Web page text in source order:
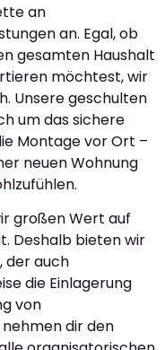
an
an. Egal, ob
gesamten Haushalt
möchtest, wir
Unsere geschulten
um das sichere
Montage vor Ort –
neuen Wohnung
großen Wert auf
Deshalb bieten wir
der auch
die Einlagerung
von
dir den